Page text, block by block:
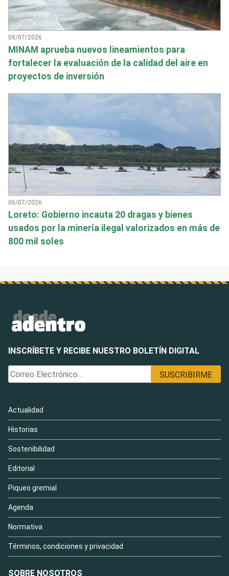
08/07/2026
MINAM aprueba nuevos lineamientos para
fortalecer la evaluación de la calidad del aire en
proyectos de inversión
06/07/2026
Loreto: Gobierno incauta 20 dragas y bienes
usados por la minería ilegal valorizados en más de
800 mil soles
INSCRÍBETE Y RECIBE NUESTRO BOLETÍN DIGITAL
Actualidad
Historias
Sostenibilidad
Editorial
Piqueo gremial
Agenda
Normativa
Términos, condiciones y privacidad
SOBRE NOSOTROS